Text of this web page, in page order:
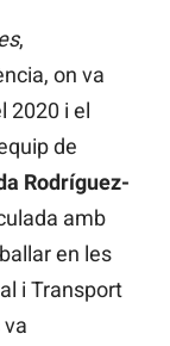
,
on va
2020 i el
de
Rodríguez-
amb
en les
i Transport